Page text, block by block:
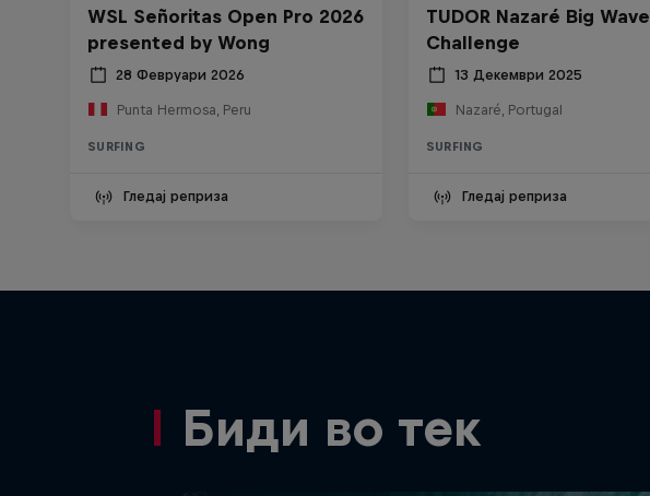
WSL Señoritas Open Pro 2026
presented by Wong
28 Февруари 2026
Punta Hermosa, Peru
SURFING
Гледај реприза
TUDOR Nazaré Big Wave
Challenge
13 Декември 2025
Nazaré, Portugal
SURFING
Гледај реприза
Биди во тек